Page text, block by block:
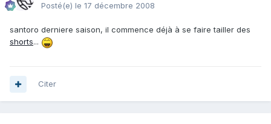
Posté(e) le 17 décembre 2008
santoro derniere saison, il commence déjà à se faire tailler des
shorts...
Citer